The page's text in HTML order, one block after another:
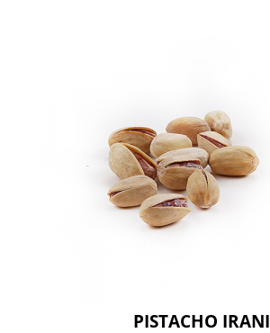
PISTACHO IRANI